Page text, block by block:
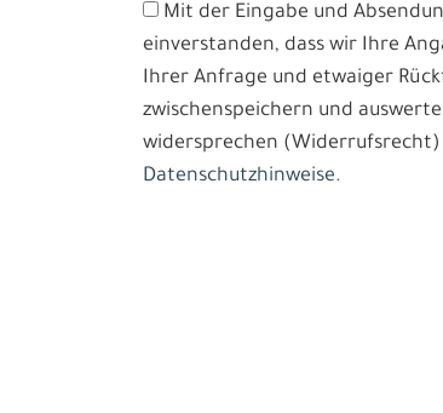
Mit der Eingabe und
einverstanden, dass wir Ihre
Ihrer Anfrage und etwaiger
zwischenspeichern und
widersprechen (Widerrufsrecht)
Datenschutzhinweise.